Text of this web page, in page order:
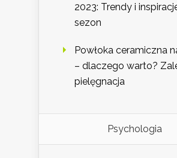
2023: Trendy i
sezon
Powłoka ceramiczna
– dlaczego warto?
pielęgnacja
Psychologia